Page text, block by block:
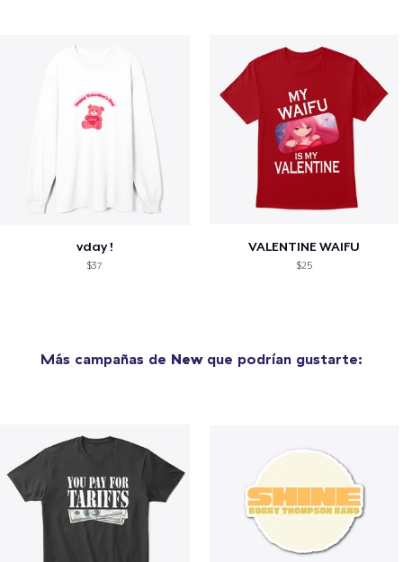
vday !
$37
VALENTINE WAIFU
$25
Más campañas de Newque podrían gustarte: